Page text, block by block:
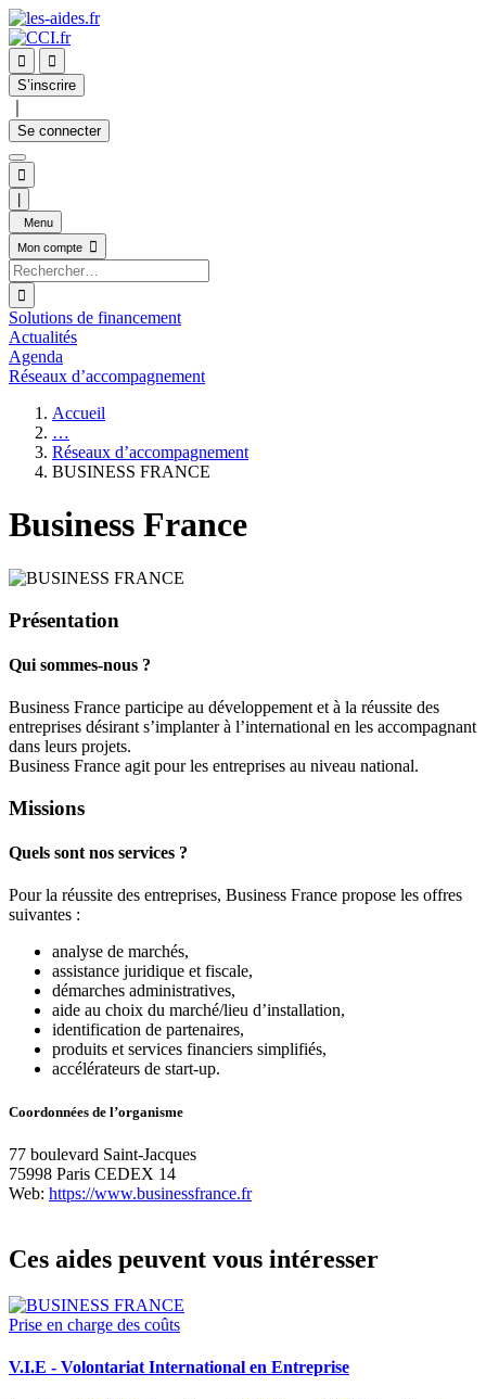


S’inscrire
Se connecter

Menu
Mon compte


Solutions de financement
Actualités
Agenda
Réseaux d’accompagnement
Accueil
…
Réseaux d’accompagnement
BUSINESS FRANCE
Business France
Présentation
Qui sommes-nous ?
Business France participe au développement et à la réussite des
entreprises désirant s’implanter à l’international en les accompagnant
dans leurs projets.
Business France agit pour les entreprises au niveau national.
Missions
Quels sont nos services ?
Pour la réussite des entreprises, Business France propose les offres
suivantes :
analyse de marchés,
assistance juridique et fiscale,
démarches administratives,
aide au choix du marché/lieu d’installation,
identification de partenaires,
produits et services financiers simplifiés,
accélérateurs de start-up.
Coordonnées de l’organisme
77 boulevard Saint-Jacques
75998 Paris CEDEX 14
Web: https://www.businessfrance.fr
Ces aides peuvent vous intéresser
Prise en charge des coûts
V.I.E - Volontariat International en Entreprise